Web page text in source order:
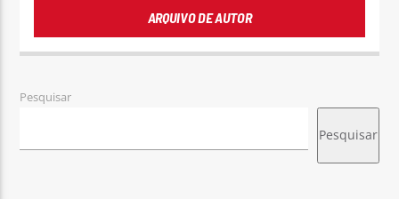
ARQUIVO DE AUTOR
Pesquisar
Pesquisar